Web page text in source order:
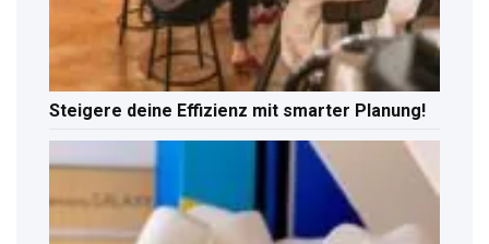
Steigere deine Effizienz mit smarter Planung!